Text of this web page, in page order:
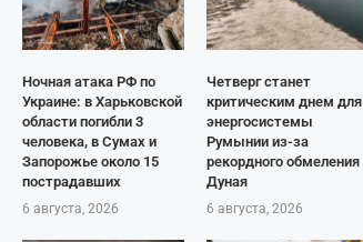
Ночная атака РФ по
Украине: в Харьковской
области погибли 3
человека, в Сумах и
Запорожье около 15
пострадавших
6 августа, 2026
Четверг станет
критическим днем для
энергосистемы
Румынии из-за
рекордного обмеления
Дуная
6 августа, 2026